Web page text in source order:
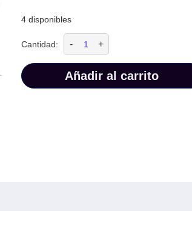
4 disponibles
Cantidad: - +
Añadir al carrito